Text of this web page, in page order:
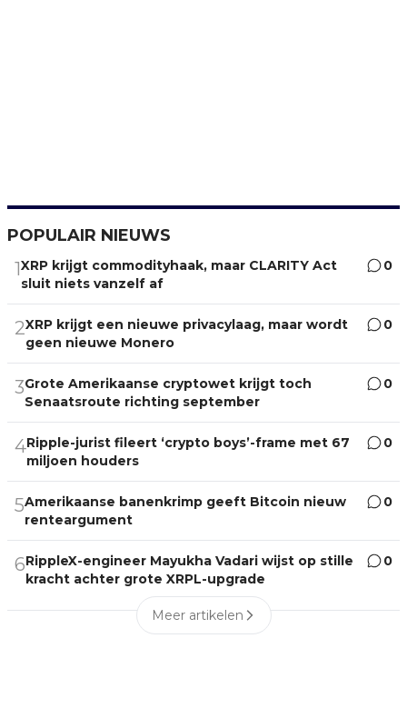
POPULAIR NIEUWS
1XRP krijgt commodityhaak, maar CLARITY Act
sluit niets vanzelf af
0
2XRP krijgt een nieuwe privacylaag, maar wordt
geen nieuwe Monero
0
3Grote Amerikaanse cryptowet krijgt toch
Senaatsroute richting september
0
4Ripple-jurist fileert ‘crypto boys’-frame met 67
miljoen houders
0
5Amerikaanse banenkrimp geeft Bitcoin nieuw
renteargument
0
6RippleX-engineer Mayukha Vadari wijst op stille
kracht achter grote XRPL-upgrade
0
Meer artikelen